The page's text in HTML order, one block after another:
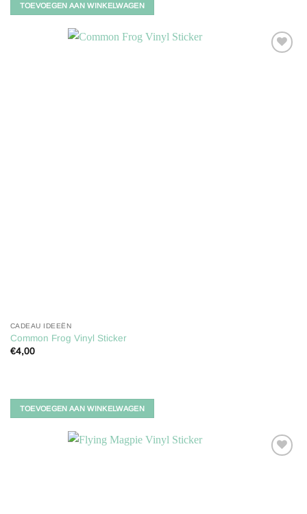
TOEVOEGEN AAN WINKELWAGEN
CADEAU IDEEËN
Common Frog Vinyl Sticker
€4,00
TOEVOEGEN AAN WINKELWAGEN